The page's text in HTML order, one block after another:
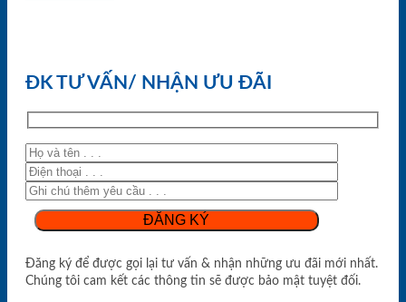
ĐK TƯ VẤN/ NHẬN ƯU ĐÃI
Đăng ký để được gọi lại tư vấn & nhận những ưu đãi mới nhất.
Chúng tôi cam kết các thông tin sẽ được bảo mật tuyệt đối.